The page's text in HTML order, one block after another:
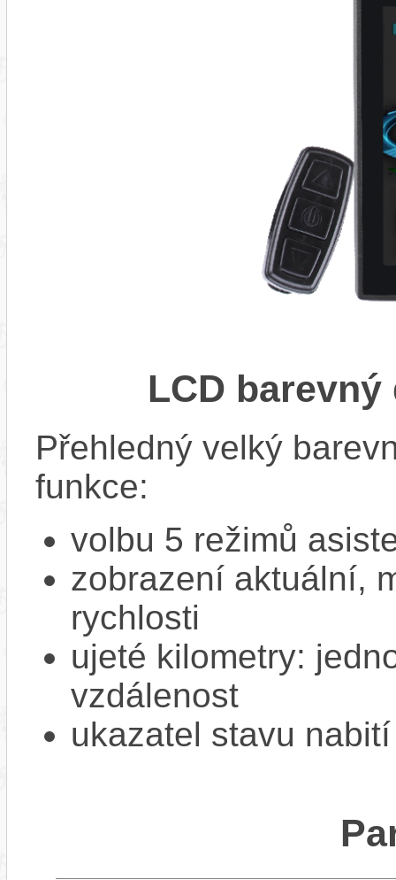
LCD barevný
Přehledný velký
funkce:
volbu 5 režimů
zobrazení aktuální,
rychlosti
ujeté kilometry:
vzdálenost
ukazatel stavu